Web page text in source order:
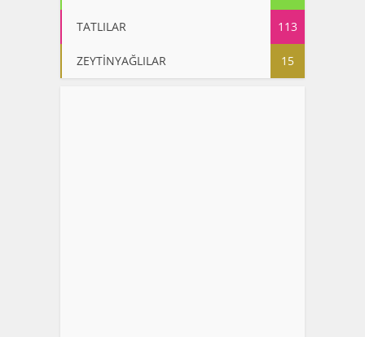
TATLILAR 113
ZEYTİNYAĞLILAR 15